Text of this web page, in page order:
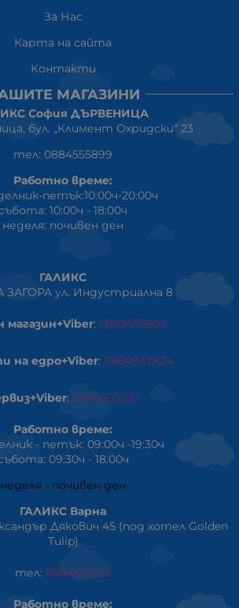
За Нас
Карта на сайта
Контакти
МАГАЗИНИ
София ДЪРВЕНИЦА
бул. „Климент Охридски“ 23
тел: 0884555899
Работно време:
петък:10:00ч-20:00ч
10:00ч - 18:00ч
неделя: почивен ден
ГАЛИКС
ЗАГОРА ул. Индустриална 8
магазин+Viber: 0889555899
на едро+Viber: 0884942834
: 0879603293
Работно време:
- петък: 09:00ч -19:30ч
09:30ч - 18:00ч
неделя - почивен ден
ГАЛИКС Варна
Дякович 45 (под хотел Golden
Tulip)
тел: 0884810555
Работно време: